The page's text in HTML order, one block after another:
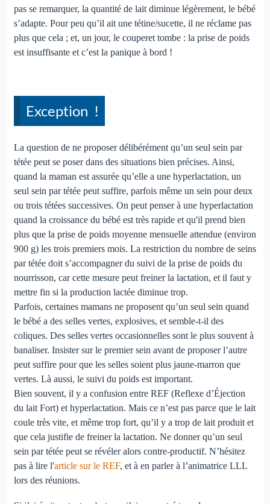
pas se remarquer, la quantité de lait diminue légèrement, le bébé
s’adapte. Pour peu qu’il ait une tétine/sucette, il ne réclame pas
plus que cela ; et, un jour, le couperet tombe : la prise de poids
est insuffisante et c’est la panique à bord !
Exception !
La question de ne proposer délibérément qu’un seul sein par
tétée peut se poser dans des situations bien précises. Ainsi,
quand la maman est assurée qu’elle a une hyperlactation, un
seul sein par tétée peut suffire, parfois même un sein pour deux
ou trois tétées successives. On peut penser à une hyperlactation
quand la croissance du bébé est très rapide et qu'il prend bien
plus que la prise de poids moyenne mensuelle attendue (environ
900 g) les trois premiers mois. La restriction du nombre de seins
par tétée doit s’accompagner du suivi de la prise de poids du
nourrisson, car cette mesure peut freiner la lactation, et il faut y
mettre fin si la production lactée diminue trop.
Parfois, certaines mamans ne proposent qu’un seul sein quand
le bébé a des selles vertes, explosives, et semble-t-il des
coliques. Des selles vertes occasionnelles sont le plus souvent à
banaliser. Insister sur le premier sein avant de proposer l’autre
peut suffire pour que les selles soient plus jaune-marron que
vertes. Là aussi, le suivi du poids est important.
Bien souvent, il y a confusion entre REF (Reflexe d’Éjection
du lait Fort) et hyperlactation. Mais ce n’est pas parce que le lait
coule très vite, et même trop fort, qu’il y a trop de lait produit et
que cela justifie de freiner la lactation. Ne donner qu’un seul
sein par tétée peut se révéler alors contre-productif. N’hésitez
pas à lire l'article sur le REF, et à en parler à l’animatrice LLL
lors des réunions.